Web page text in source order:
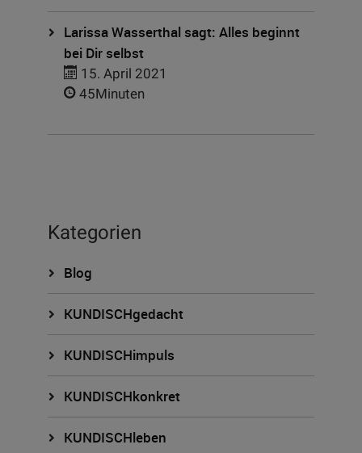
Larissa Wasserthal sagt: Alles beginnt
bei Dir selbst
15. April 2021
45Minuten
Kategorien
Blog
KUNDISCHgedacht
KUNDISCHimpuls
KUNDISCHkonkret
KUNDISCHleben